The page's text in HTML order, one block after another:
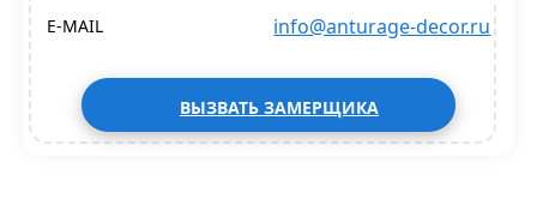
E-MAIL info@anturage-decor.ru
ВЫЗВАТЬ ЗАМЕРЩИКА